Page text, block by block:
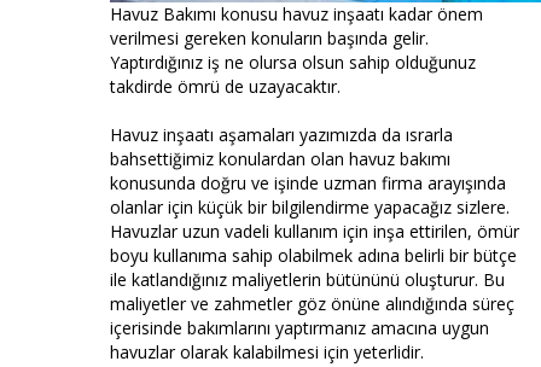
Havuz Bakımı konusu havuz inşaatı kadar önem
verilmesi gereken konuların başında gelir.
Yaptırdığınız iş ne olursa olsun sahip olduğunuz
takdirde ömrü de uzayacaktır.
Havuz inşaatı aşamaları yazımızda da ısrarla
bahsettiğimiz konulardan olan havuz bakımı
konusunda doğru ve işinde uzman firma arayışında
olanlar için küçük bir bilgilendirme yapacağız sizlere.
Havuzlar uzun vadeli kullanım için inşa ettirilen, ömür
boyu kullanıma sahip olabilmek adına belirli bir bütçe
ile katlandığınız maliyetlerin bütününü oluşturur. Bu
maliyetler ve zahmetler göz önüne alındığında süreç
içerisinde bakımlarını yaptırmanız amacına uygun
havuzlar olarak kalabilmesi için yeterlidir.